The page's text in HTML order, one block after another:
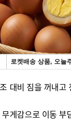
대비 짐을 꺼내
게감으로 이동 부